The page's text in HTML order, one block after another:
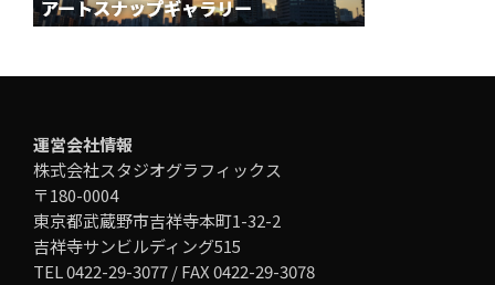
運営会社情報
株式会社スタジオグラフィックス
〒180-0004
東京都武蔵野市吉祥寺本町1-32-2
吉祥寺サンビルディング515
TEL 0422-29-3077 / FAX 0422-29-3078